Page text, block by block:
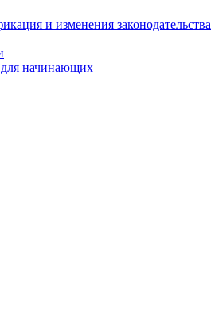
и изменения законодательства
начинающих